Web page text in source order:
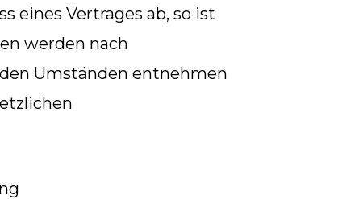
eines Vertrages ab, so ist
werden nach
Umständen entnehmen